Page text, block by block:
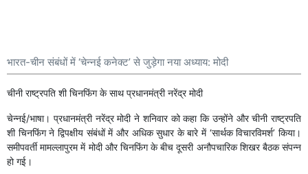
भारत-चीन संबंधों में ‘चेन्नई कनेक्ट’ से जुड़ेगा नया अध्याय: मोदी
चीनी राष्ट्रपति शी चिनफिंग के साथ प्रधानमंत्री नरेंद्र मोदी
चेन्नई/भाषा। प्रधानमंत्री नरेंद्र मोदी ने शनिवार को कहा कि उन्होंने और चीनी राष्ट्रपति
शी चिनफिंग ने द्विपक्षीय संबंधों में और अधिक सुधार के बारे में ‘सार्थक विचारविमर्श’ किया।
समीपवर्ती मामल्लापुरम में मोदी और चिनफिंग के बीच दूसरी अनौपचारिक शिखर बैठक संपन्न
हो गई।